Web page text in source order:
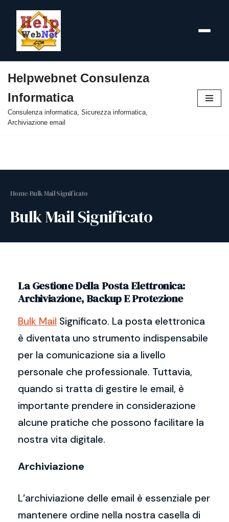
al
contenuto
Helpwebnet Consulenza
Informatica
Consulenza informatica, Sicurezza informatica,
Archiviazione email
Home›Bulk Mail Significato
Bulk Mail Significato
La Gestione Della Posta Elettronica:
Archiviazione, Backup E Protezione
Bulk Mail Significato. La posta elettronica
è diventata uno strumento indispensabile
per la comunicazione sia a livello
personale che professionale. Tuttavia,
quando si tratta di gestire le email, è
importante prendere in considerazione
alcune pratiche che possono facilitare la
nostra vita digitale.
Archiviazione
L’archiviazione delle email è essenziale per
mantenere ordine nella nostra casella di